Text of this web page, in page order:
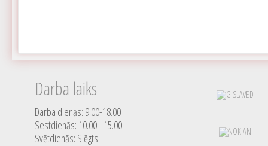
Darba laiks
Darba dienās: 9.00-18.00
Sestdienās: 10.00 - 15.00
Svētdienās: Slēgts